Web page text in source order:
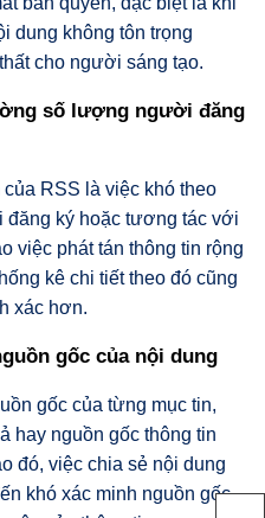
dung không tôn trọng
cho người sáng tạo.
số lượng người đăng
RSS là việc khó theo
ký hoặc tương tác với
việc phát tán thông tin rộng
kê chi tiết theo đó cũng
xác hơn.
gốc của nội dung
gốc của từng mục tin,
hay nguồn gốc thông tin
đó, việc chia sẻ nội dung
khó xác minh nguồn gốc